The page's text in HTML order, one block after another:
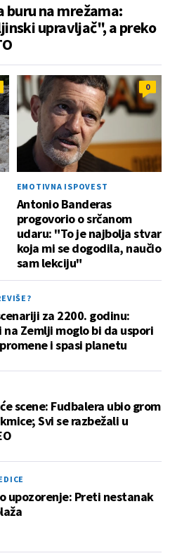
buru na mrežama:
upravljač", a preko
0
EMOTIVNA ISPOVEST
Antonio Banderas
progovorio o srčanom
udaru: "To je najbolja stvar
koja mi se dogodila, naučio
sam lekciju"
za 2200. godinu:
na Zemlji moglo bi da uspori
i spasi planetu
scene: Fudbalera ubio grom
Svi se razbežali u
upozorenje: Preti nestanak